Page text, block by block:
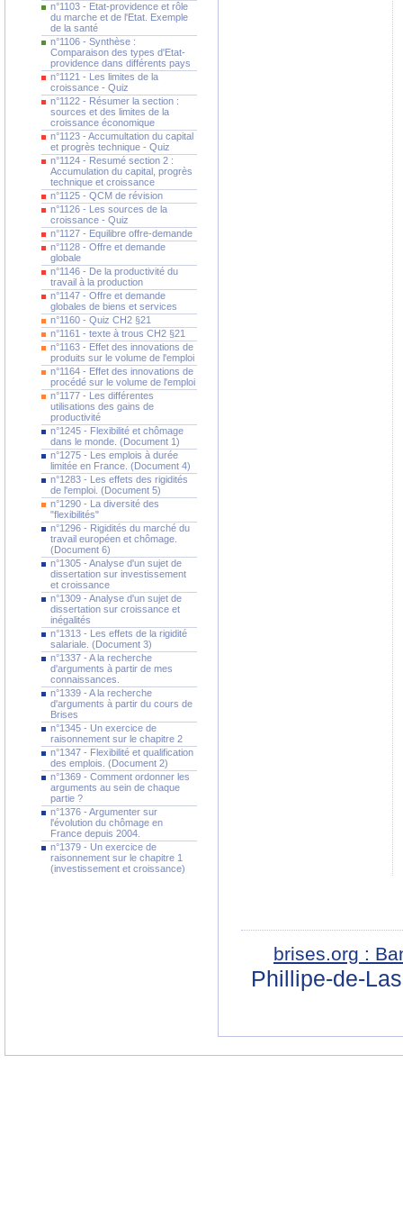
n°1103 - Etat-providence et rôle
du marche et de l'Etat. Exemple
de la santé
n°1106 - Synthèse :
Comparaison des types d'Etat-
providence dans différents pays
n°1121 - Les limites de la
croissance - Quiz
n°1122 - Résumer la section :
sources et des limites de la
croissance économique
n°1123 - Accumultation du capital
et progrès technique - Quiz
n°1124 - Resumé section 2 :
Accumulation du capital, progrès
technique et croissance
n°1125 - QCM de révision
n°1126 - Les sources de la
croissance - Quiz
n°1127 - Equilibre offre-demande
n°1128 - Offre et demande
globale
n°1146 - De la productivité du
travail à la production
n°1147 - Offre et demande
globales de biens et services
n°1160 - Quiz CH2 §21
n°1161 - texte à trous CH2 §21
n°1163 - Effet des innovations de
produits sur le volume de l'emploi
n°1164 - Effet des innovations de
procédé sur le volume de l'emploi
n°1177 - Les différentes
utilisations des gains de
productivité
n°1245 - Flexibilité et chômage
dans le monde. (Document 1)
n°1275 - Les emplois à durée
limitée en France. (Document 4)
n°1283 - Les effets des rigidités
de l'emploi. (Document 5)
n°1290 - La diversité des
"flexibilités"
n°1296 - Rigidités du marché du
travail européen et chômage.
(Document 6)
n°1305 - Analyse d'un sujet de
dissertation sur investissement
et croissance
n°1309 - Analyse d'un sujet de
dissertation sur croissance et
inégalités
n°1313 - Les effets de la rigidité
salariale. (Document 3)
n°1337 - A la recherche
d'arguments à partir de mes
connaissances.
n°1339 - A la recherche
d'arguments à partir du cours de
Brises
n°1345 - Un exercice de
raisonnement sur le chapitre 2
n°1347 - Flexibilité et qualification
des emplois. (Document 2)
n°1369 - Comment ordonner les
arguments au sein de chaque
partie ?
n°1376 - Argumenter sur
l'évolution du chômage en
France depuis 2004.
n°1379 - Un exercice de
raisonnement sur le chapitre 1
(investissement et croissance)
brises.org :
Phillipe-de-